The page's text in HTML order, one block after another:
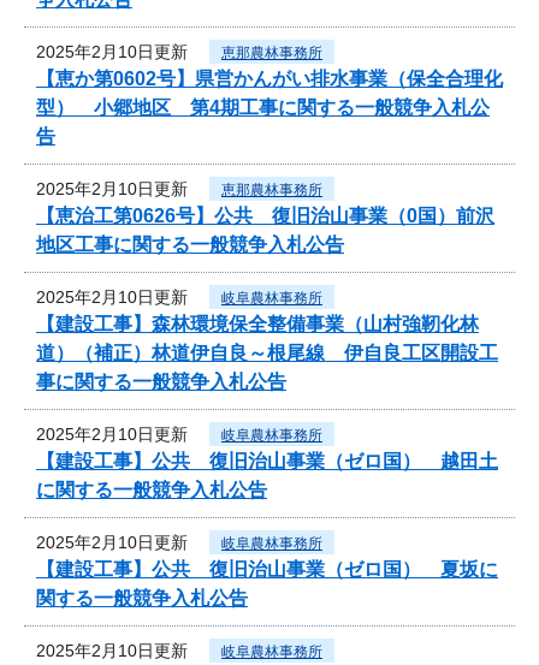
2025年2月10日更新 恵那農林事務所
【恵か第0602号】県営かんがい排水事業（保全合理化
型） 小郷地区 第4期工事に関する一般競争入札公
告
2025年2月10日更新 恵那農林事務所
【恵治工第0626号】公共 復旧治山事業（0国）前沢
地区工事に関する一般競争入札公告
2025年2月10日更新 岐阜農林事務所
【建設工事】森林環境保全整備事業（山村強靭化林
道）（補正）林道伊自良～根尾線 伊自良工区開設工
事に関する一般競争入札公告
2025年2月10日更新 岐阜農林事務所
【建設工事】公共 復旧治山事業（ゼロ国） 越田土
に関する一般競争入札公告
2025年2月10日更新 岐阜農林事務所
【建設工事】公共 復旧治山事業（ゼロ国） 夏坂に
関する一般競争入札公告
2025年2月10日更新 岐阜農林事務所